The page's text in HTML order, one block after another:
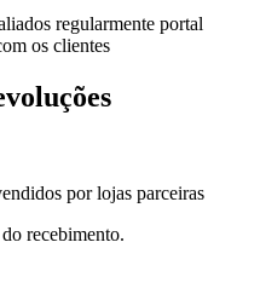
regularmente portal
os clientes
por lojas parceiras
recebimento.